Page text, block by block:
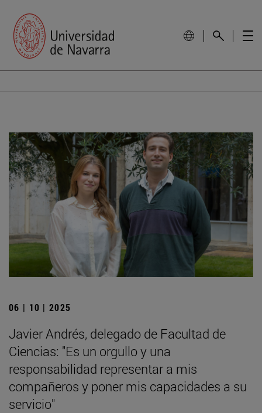
06 | 10 | 2025
Javier Andrés, delegado de Facultad de
Ciencias: "Es un orgullo y una
responsabilidad representar a mis
compañeros y poner mis capacidades a su
servicio"